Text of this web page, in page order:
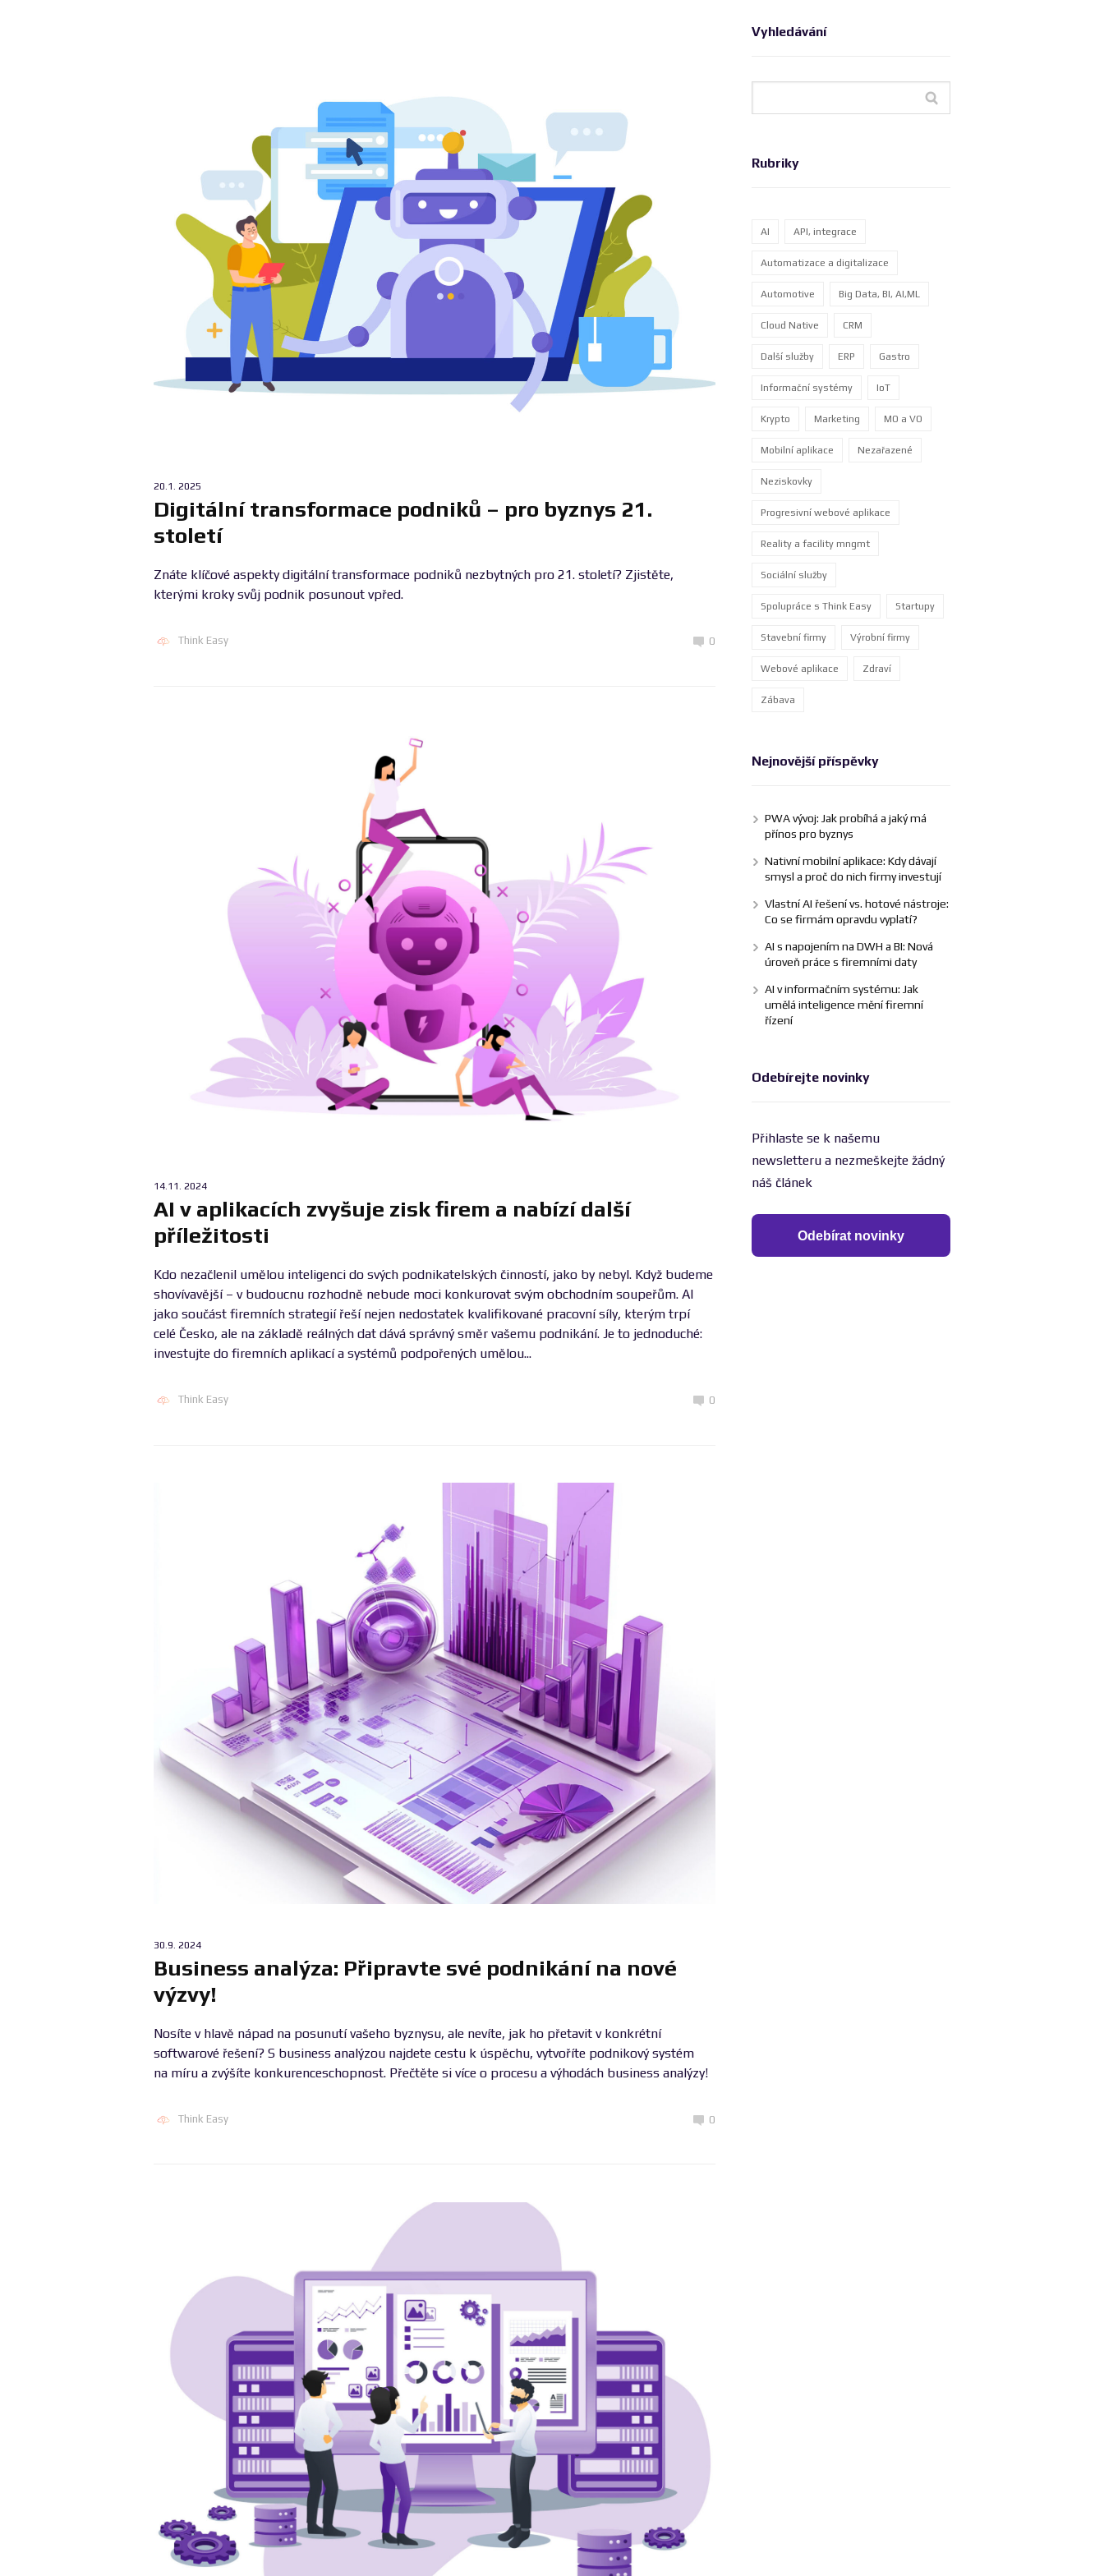
20.1. 2025
Digitální transformace podniků – pro byznys 21.
století
Znáte klíčové aspekty digitální transformace podniků nezbytných pro 21. století? Zjistěte,
kterými kroky svůj podnik posunout vpřed.
Think Easy 0
14.11. 2024
AI v aplikacích zvyšuje zisk firem a nabízí další
příležitosti
Kdo nezačlenil umělou inteligenci do svých podnikatelských činností, jako by nebyl. Když budeme
shovívavější – v budoucnu rozhodně nebude moci konkurovat svým obchodním soupeřům. AI
jako součást firemních strategií řeší nejen nedostatek kvalifikované pracovní síly, kterým trpí
celé Česko, ale na základě reálných dat dává správný směr vašemu podnikání. Je to jednoduché:
investujte do firemních aplikací a systémů podpořených umělou...
Think Easy 0
30.9. 2024
Business analýza: Připravte své podnikání na nové
výzvy!
Nosíte v hlavě nápad na posunutí vašeho byznysu, ale nevíte, jak ho přetavit v konkrétní
softwarové řešení? S business analýzou najdete cestu k úspěchu, vytvoříte podnikový systém
na míru a zvýšíte konkurenceschopnost. Přečtěte si více o procesu a výhodách business analýzy!
Think Easy 0
Vyhledávání
Rubriky
AI API, integrace
Automatizace a digitalizace
Automotive Big Data, BI, AI,ML
Cloud Native CRM
Další služby ERP Gastro
Informační systémy IoT
Krypto Marketing MO a VO
Mobilní aplikace Nezařazené
Neziskovky
Progresivní webové aplikace
Reality a facility mngmt
Sociální služby
Spolupráce s Think Easy Startupy
Stavební firmy Výrobní firmy
Webové aplikace Zdraví
Zábava
Nejnovější příspěvky
PWA vývoj: Jak probíhá a jaký má
přínos pro byznys
Nativní mobilní aplikace: Kdy dávají
smysl a proč do nich firmy investují
Vlastní AI řešení vs. hotové nástroje:
Co se firmám opravdu vyplatí?
AI s napojením na DWH a BI: Nová
úroveň práce s firemními daty
AI v informačním systému: Jak
umělá inteligence mění firemní
řízení
Odebírejte novinky
Přihlaste se k našemu
newsletteru a nezmeškejte žádný
náš článek
Odebírat novinky